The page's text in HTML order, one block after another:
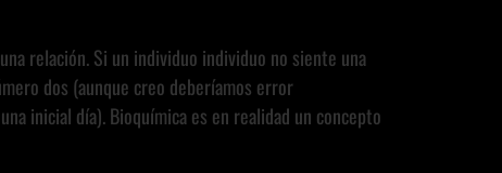
relación. Si un individuo individuo no siente una
dos (aunque creo deberíamos error
inicial día). Bioquímica es en realidad un concepto